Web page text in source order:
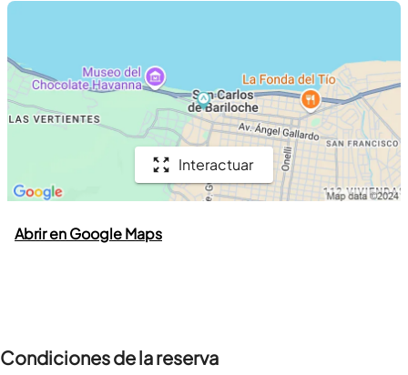
Interactuar
Abrir en Google Maps
Condiciones de la reserva